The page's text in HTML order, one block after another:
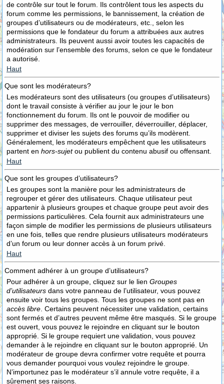
de contrôle sur tout le forum. Ils contrôlent tous les aspects du
forum comme les permissions, le bannissement, la création de
groupes d’utilisateurs ou de modérateurs, etc., selon les
permissions que le fondateur du forum a attribuées aux autres
administrateurs. Ils peuvent aussi avoir toutes les capacités de
modération sur l’ensemble des forums, selon ce que le fondateur
a autorisé.
Haut
Que sont les modérateurs?
Les modérateurs sont des utilisateurs (ou groupes d’utilisateurs)
dont le travail consiste à vérifier au jour le jour le bon
fonctionnement du forum. Ils ont le pouvoir de modifier ou
supprimer des messages, de verrouiller, déverrouiller, déplacer,
supprimer et diviser les sujets des forums qu’ils modèrent.
Généralement, les modérateurs empêchent que les utilisateurs
partent en hors-sujetou publient du contenu abusif ou offensant.
Haut
Que sont les groupes d’utilisateurs?
Les groupes sont la manière pour les administrateurs de
regrouper et gérer des utilisateurs. Chaque utilisateur peut
appartenir à plusieurs groupes et chaque groupe peut avoir des
permissions particulières. Cela fournit aux administrateurs une
façon simple de modifier les permissions de plusieurs utilisateurs
en une fois, telles que rendre plusieurs utilisateurs modérateurs
d’un forum ou leur donner accès à un forum privé.
Haut
Comment adhérer à un groupe d’utilisateurs?
Pour adhérer à un groupe, cliquez sur le lien Groupes
d’utilisateurs dans votre panneau de l’utilisateur, vous pouvez
ensuite voir tous les groupes. Tous les groupes ne sont pas en
accès libre . Certains peuvent nécessiter une validation, certains
sont fermés et d’autres peuvent même être masqués. Si le groupe
est ouvert, vous pouvez le rejoindre en cliquant sur le bouton
approprié. Si le groupe requiert une validation, vous pouvez
demander à le rejoindre en cliquant sur le bouton approprié. Un
modérateur de groupe devra confirmer votre requête et pourra
vous demander pourquoi vous voulez rejoindre le groupe.
N’importunez pas le modérateur s’il annule votre requête, il a
sûrement ses raisons.